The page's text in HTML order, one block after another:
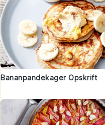
Bananpandekager Opskrift